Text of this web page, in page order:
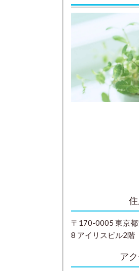
〒170-0005 東京
8 アイリスビル2階
ア